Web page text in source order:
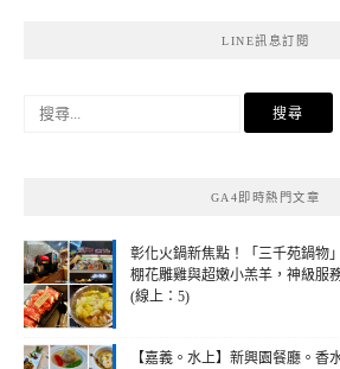
LINE訊息訂閱
GA4即時熱門文章
彰化火鍋新焦點！「三千苑鍋物
棚花雕雞與超嫩小羔羊，神級服
(線上：5)
【嘉義。水上】新興園餐廳。香